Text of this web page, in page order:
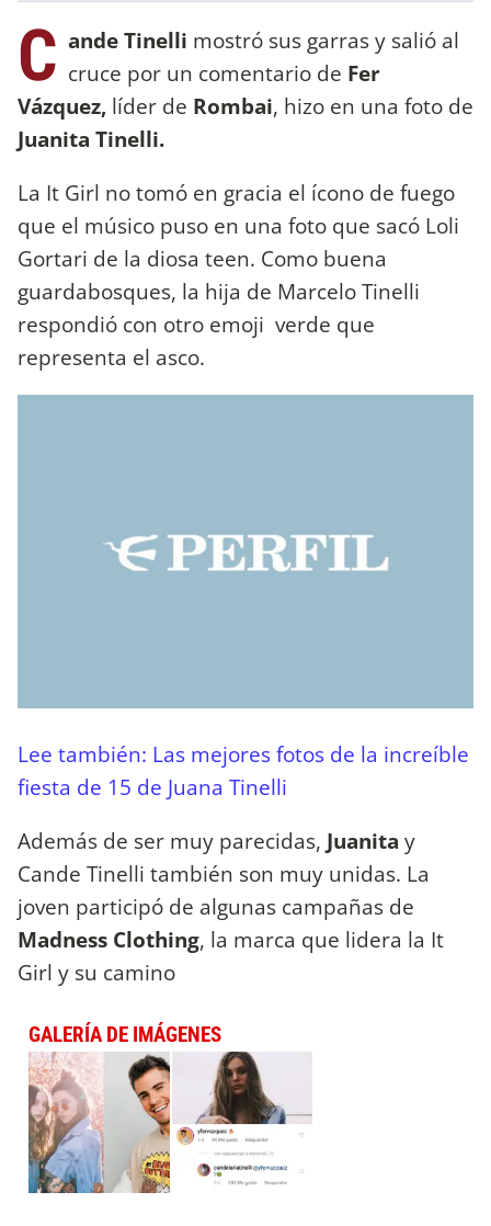
C ande Tinelli mostró sus garras y salió al
cruce por un comentario de Fer
Vázquez, líder de Rombai, hizo en una foto de
Juanita Tinelli.
La It Girl no tomó en gracia el ícono de fuego
que el músico puso en una foto que sacó Loli
Gortari de la diosa teen. Como buena
guardabosques, la hija de Marcelo Tinelli
respondió con otro emoji verde que
representa el asco.
Lee también: Las mejores fotos de la increíble
fiesta de 15 de Juana Tinelli
Además de ser muy parecidas, Juanita y
Cande Tinelli también son muy unidas. La
joven participó de algunas campañas de
Madness Clothing, la marca que lidera la It
Girl y su camino
GALERÍA DE IMÁGENES